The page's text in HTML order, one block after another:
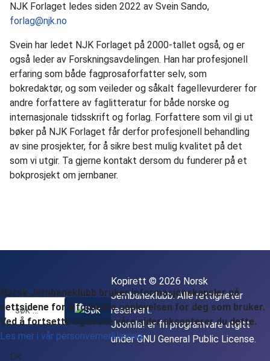
NJK Forlaget ledes siden 2022 av Svein Sando,
forlag@njk.no
Svein har ledet NJK Forlaget på 2000-tallet også, og er
også leder av Forskningsavdelingen. Han har profesjonell
erfaring som både fagprosaforfatter selv, som
bokredaktør, og som veileder og såkalt fagellevurderer for
andre forfattere av faglitteratur for både norske og
internasjonale tidsskrift og forlag. Forfattere som vil gi ut
bøker på NJK Forlaget får derfor profesjonell behandling
av sine prosjekter, for å sikre best mulig kvalitet på det
som vi utgir. Ta gjerne kontakt dersom du funderer på et
bokprosjekt om jernbaner.
Kopirett © 2026 Norsk
Jernbaneklubb. Alle rettigheter
reservert.
Joomla!er fri programvare utgitt
underGNU General Public License.
Norsk Jernbaneklubb bruker informasjonskapsler på
nettsidene for å forbedre opplevelsen for deg som bruker.
Ved å fortsette og bruke våre sider aksepterer du dette.
Les mer i vår personvernerklæring
Ok